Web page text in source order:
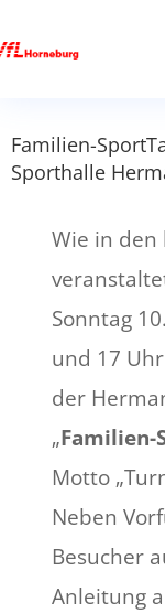
Familien-
Sporthalle
Wie in den
Sonntag
und 17
der
„Familien-
Motto
Neben
Besucher
Anleitung